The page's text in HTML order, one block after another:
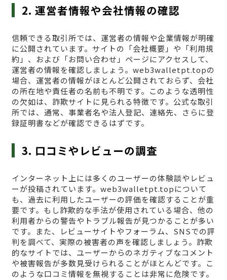
2. 運営者情報や会社情報の確認
信頼できる取引所では、運営者の情報や企業情報が明確
に公開されています。サイトの「会社概要」や「利用規
約」、および「お問い合わせ」ページにアクセスして、
運営者の情報を確認しましょう。web3walletpt.topの
場合、運営者の情報がほとんど公開されておらず、会社
の所在地や責任者の名前も不明です。このような透明性
の欠如は、詐欺サイトに見られる特徴です。公式な取引
所では、通常、事業者名や法人登記、連絡先、さらに登
録証明書などが確認できるはずです。
3. 口コミやレビューの調査
インターネット上には多くのユーザーの体験談やレビュ
ーが投稿されています。web3walletpt.topについて
も、過去に利用したユーザーの評価を確認することが重
要です。もし詐欺的な手法が使用されている場合、他の
利用者からの警告やトラブル報告が見つかることが多い
です。また、レビューサイトやフォーラム、SNSでの評
判を調べて、実際の被害者の声を確認しましょう。詐欺
的なサイトでは、ユーザーからのネガティブなコメント
や被害報告が多数見受けられることがほとんどです。こ
のような口コミ情報を無視することは非常に危険です。